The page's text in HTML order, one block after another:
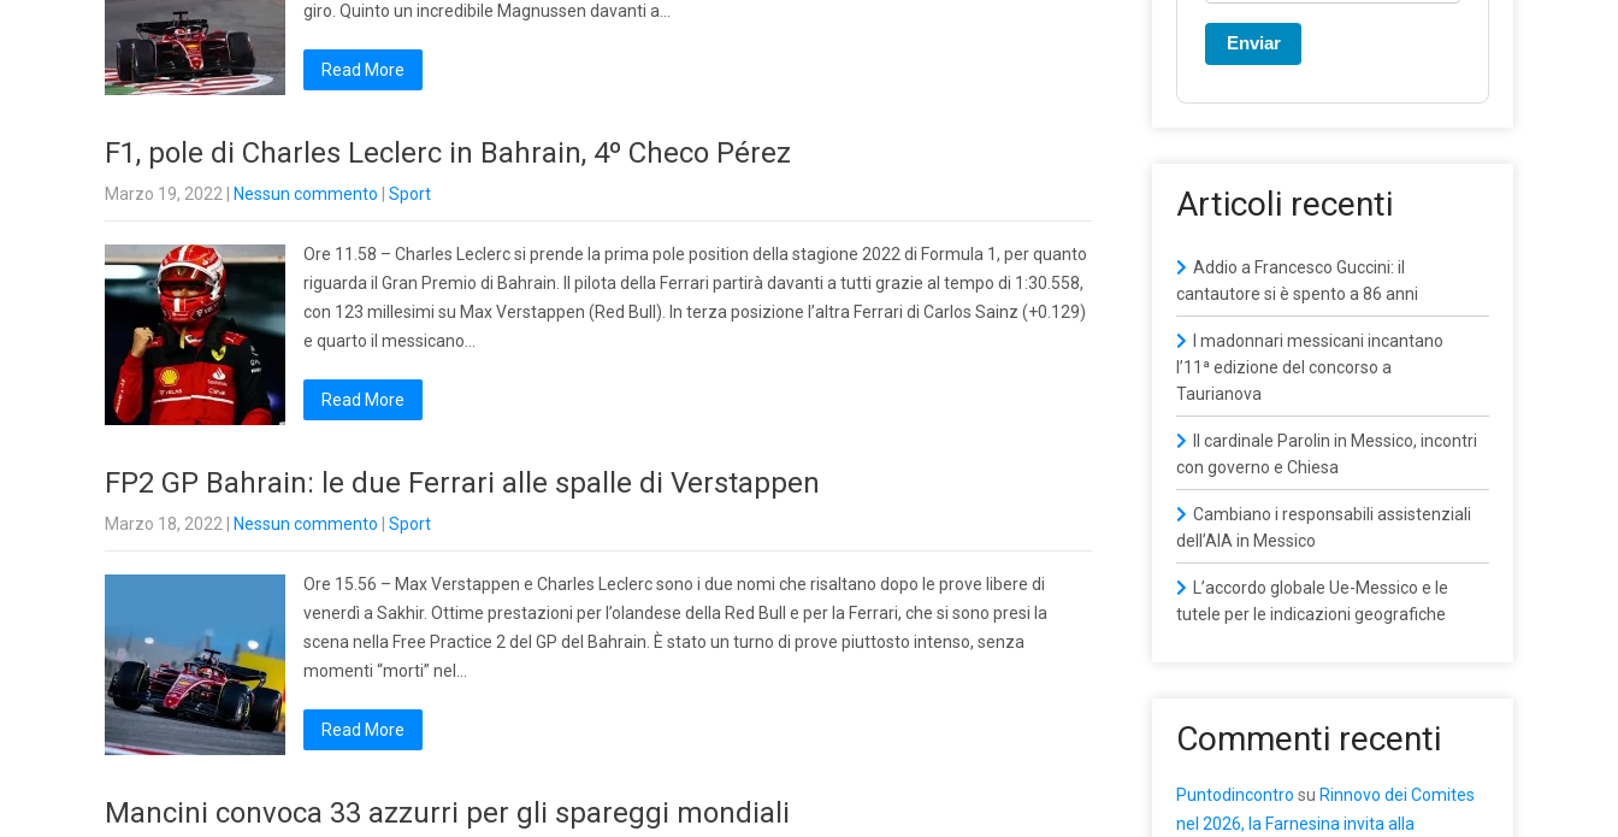
giro. Quinto un incredibile Magnussen davanti a…
Read More
F1, pole di Charles Leclerc in Bahrain, 4º Checo Pérez
Marzo 19, 2022 Nessun commento Sport
Ore 11.58 – Charles Leclerc si prende la prima pole position della stagione 2022 di Formula 1, per quanto
riguarda il Gran Premio di Bahrain. Il pilota della Ferrari partirà davanti a tutti grazie al tempo di 1:30.558,
con 123 millesimi su Max Verstappen (Red Bull). In terza posizione l’altra Ferrari di Carlos Sainz (+0.129)
e quarto il messicano…
Read More
FP2 GP Bahrain: le due Ferrari alle spalle di Verstappen
Marzo 18, 2022 Nessun commento Sport
Ore 15.56 – Max Verstappen e Charles Leclerc sono i due nomi che risaltano dopo le prove libere di
venerdì a Sakhir. Ottime prestazioni per l’olandese della Red Bull e per la Ferrari, che si sono presi la
scena nella Free Practice 2 del GP del Bahrain. È stato un turno di prove piuttosto intenso, senza
momenti “morti” nel…
Read More
Mancini convoca 33 azzurri per gli spareggi mondiali
Enviar
Articoli recenti
Addio a Francesco Guccini: il
cantautore si è spento a 86 anni
I madonnari messicani incantano
l’11ª edizione del concorso a
Taurianova
Il cardinale Parolin in Messico, incontri
con governo e Chiesa
Cambiano i responsabili assistenziali
dell’AIA in Messico
L’accordo globale Ue-Messico e le
tutele per le indicazioni geografiche
Commenti recenti
Puntodincontro su Rinnovo dei Comites
nel 2026, la Farnesina invita alla